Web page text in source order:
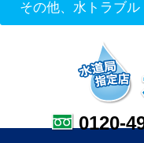
その他、水トラブル
0120-